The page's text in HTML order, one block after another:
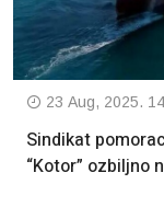
23 Aug, 2025.
Sindikat
“Kotor” ozbiljno